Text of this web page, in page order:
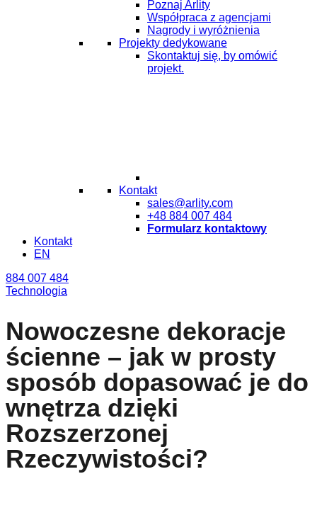
Poznaj Arlity
Współpraca z agencjami
Nagrody i wyróżnienia
Projekty dedykowane
Skontaktuj się, by omówić
projekt.
Kontakt
sales@arlity.com
+48 884 007 484
Formularz kontaktowy
Kontakt
EN
884 007 484
Technologia
Nowoczesne dekoracje
ścienne – jak w prosty
sposób dopasować je do
wnętrza dzięki
Rozszerzonej
Rzeczywistości?